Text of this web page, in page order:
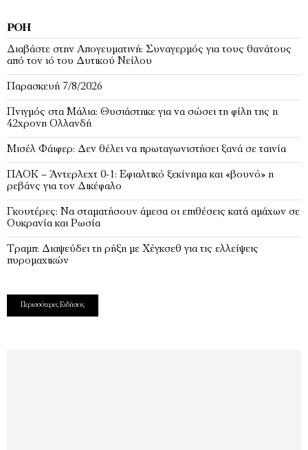
ΡΟΉ
Διαβάστε στην Απογευματινή: Συναγερμός για τους θανάτους
από τον ιό του Δυτικού Νείλου
Παρασκευή 7/8/2026
Πνιγμός στα Μάλια: Θυσιάστηκε για να σώσει τη φίλη της η
42χρονη Ολλανδή
Μισέλ Φάιφερ: Δεν θέλει να πρωταγωνιστήσει ξανά σε ταινία
ΠΑΟΚ – Άντερλεχτ 0-1: Εφιαλτικό ξεκίνημα και «βουνό» η
ρεβάνς για τον Δικέφαλο
Γκουτέρες: Να σταματήσουν άμεσα οι επιθέσεις κατά αμάχων σε
Ουκρανία και Ρωσία
Τραμπ: Διαψεύδει τη ρήξη με Χέγκσεθ για τις ελλείψεις
πυρομαχικών
Περισσότερες Ειδήσεις